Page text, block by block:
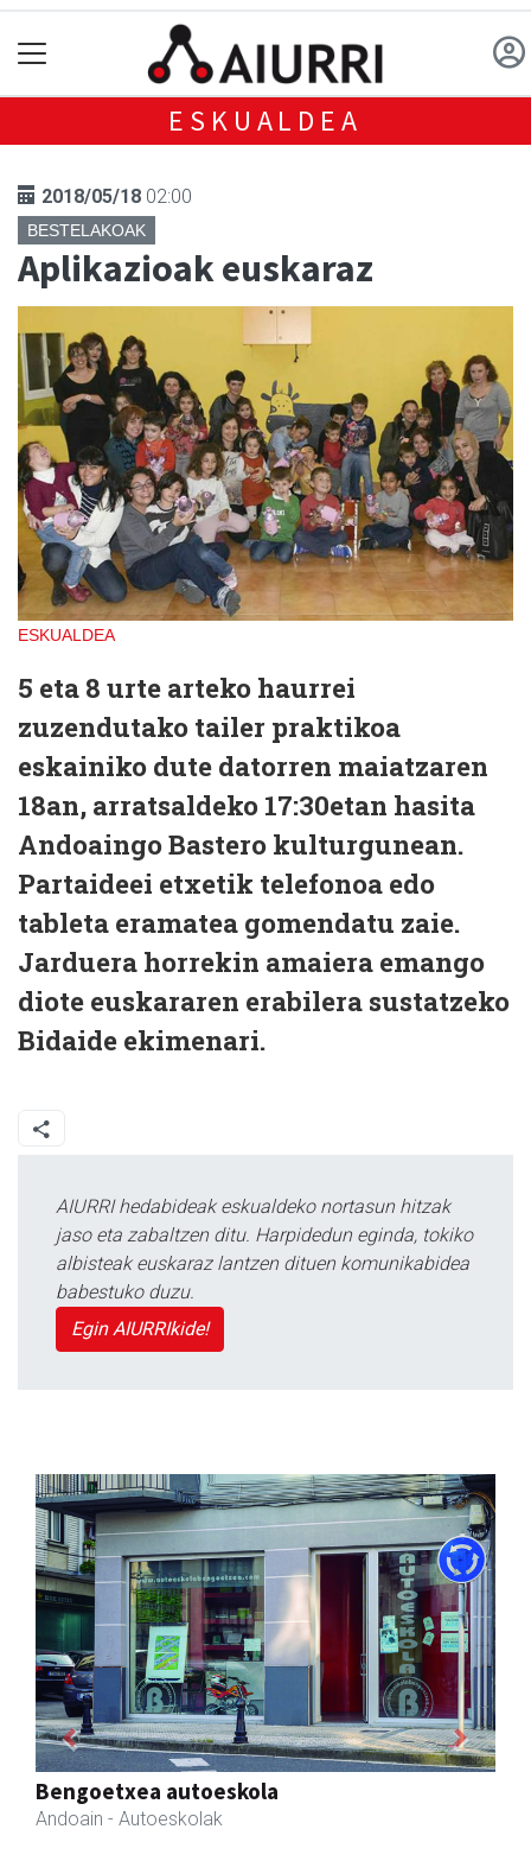
ESKUALDEA
2018/05/18 02:00
BESTELAKOAK
Aplikazioak euskaraz
ESKUALDEA
5 eta 8 urte arteko haurrei
zuzendutako tailer praktikoa
eskainiko dute datorren maiatzaren
18an, arratsaldeko 17:30etan hasita
Andoaingo Bastero kulturgunean.
Partaideei etxetik telefonoa edo
tableta eramatea gomendatu zaie.
Jarduera horrekin amaiera emango
diote euskararen erabilera sustatzeko
Bidaide ekimenari.
AIURRI hedabideak eskualdeko nortasun hitzak
jaso eta zabaltzen ditu. Harpidedun eginda, tokiko
albisteak euskaraz lantzen dituen komunikabidea
babestuko duzu.
Egin AIURRIkide!
Xixori belar-denda
Andoain - Belar-denda
Previous Next